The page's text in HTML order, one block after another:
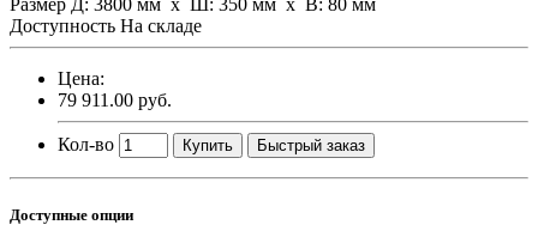
Размер Д: 3800 мм х Ш: 350 мм x В: 80 мм
Доступность На складе
Цена:
79 911.00 руб.
Кол-во Купить Быстрый заказ
Доступные опции